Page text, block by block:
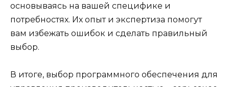
основываясь на вашей специфике и
потребностях. Их опыт и экспертиза помогут
вам избежать ошибок и сделать правильный
выбор.
В итоге, выбор программного обеспечения для